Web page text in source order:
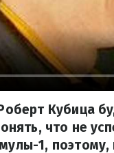
Кубица
что не
1,